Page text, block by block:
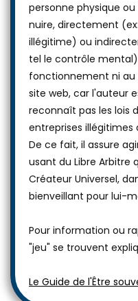
personne physique
nuire, directement
illégitime) ou
tel le contrôle
fonctionnement ni
site web, car l'auteur
reconnaît pas les lois
entreprises illégitimes
De ce fait, il assure
usant du Libre Arbitre
Créateur Universel,
bienveillant pour lui-
Pour information ou
"jeu" se trouvent
Le Guide de l'Être